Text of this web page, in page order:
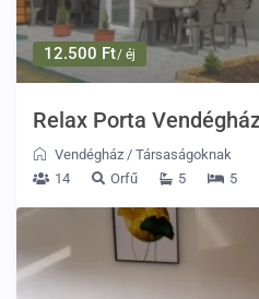
12.500 Ft/ éj
Relax Porta
Vendégház /Társaságoknak
14
Orfű 5 5